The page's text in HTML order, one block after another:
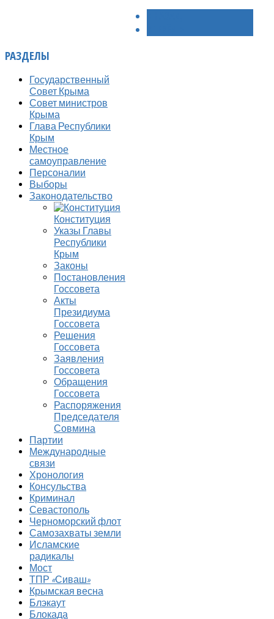
РАЗДЕЛЫ
Государственный
Совет Крыма
Совет министров
Крыма
Глава Республики
Крым
Местное
самоуправление
Персоналии
Выборы
Законодательство
Конституция
Указы Главы
Республики
Крым
Законы
Постановления
Госсовета
Акты
Президиума
Госсовета
Решения
Госсовета
Заявления
Госсовета
Обращения
Госсовета
Распоряжения
Председателя
Совмина
Партии
Международные
связи
Хронология
Консульства
Криминал
Севастополь
Черноморский флот
Самозахваты земли
Исламские
радикалы
Мост
ТПР «Сиваш»
Крымская весна
Блэкаут
Блокада